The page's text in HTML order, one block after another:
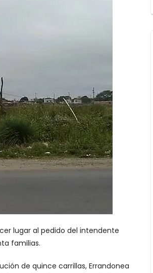
lugar al pedido del intendente
familias.
de quince carrillas, Errandonea